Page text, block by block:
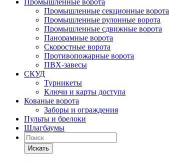
Промышленные ворота
Промышленные секционные ворота
Промышленные рулонные ворота
Промышленные сдвижные ворота
Панорамные ворота
Скоростные ворота
Противопожарные ворота
ПВХ-завесы
СКУД
Турникеты
Ключи и карты доступа
Кованые ворота
Заборы и ограждения
Пульты и брелоки
Шлагбаумы
Искать